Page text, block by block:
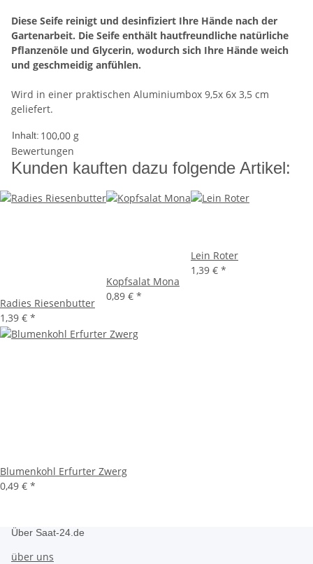
Diese Seife reinigt und desinfiziert Ihre Hände nach der
Gartenarbeit. Die Seife enthält hautfreundliche natürliche
Pflanzenöle und Glycerin, wodurch sich Ihre Hände weich
und geschmeidig anfühlen.
Wird in einer praktischen Aluminiumbox 9,5x 6x 3,5 cm
geliefert.
Inhalt: 100,00 g
Bewertungen
Kunden kauften dazu folgende Artikel:
Radies Riesenbutter
1,39 € *
Kopfsalat Mona
0,89 € *
Lein Roter
1,39 € *
Blumenkohl Erfurter Zwerg
0,49 € *
Über Saat-24.de
über uns